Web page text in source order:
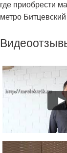
где приобрести
метро